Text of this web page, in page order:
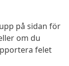
på sidan för
om du
felet